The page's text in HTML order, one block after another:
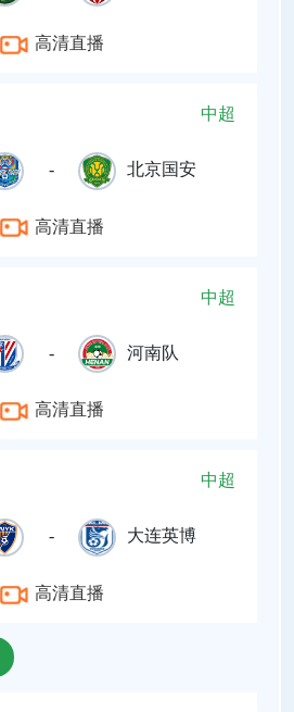
高清直播
中超
- 北京国安
高清直播
中超
- 河南队
高清直播
中超
- 大连英博
高清直播